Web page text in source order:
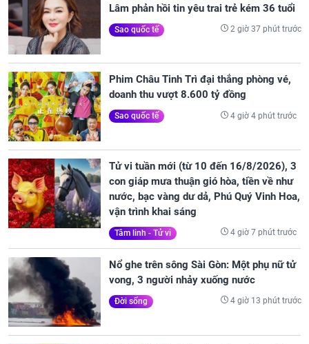
Lâm phản hồi tin yêu trai trẻ kém 36 tuổi
Sao quốc tế 2 giờ 37 phút trước
Phim Châu Tinh Trì đại thắng phòng vé,
doanh thu vượt 8.600 tỷ đồng
Sao quốc tế 4 giờ 4 phút trước
Tử vi tuần mới (từ 10 đến 16/8/2026), 3
con giáp mưa thuận gió hòa, tiền về như
nước, bạc vàng dư dả, Phú Quý Vinh Hoa,
vận trình khai sáng
Tâm linh - Tử vi 4 giờ 7 phút trước
Nổ ghe trên sông Sài Gòn: Một phụ nữ tử
vong, 3 người nhảy xuống nước
Đời sống 4 giờ 13 phút trước